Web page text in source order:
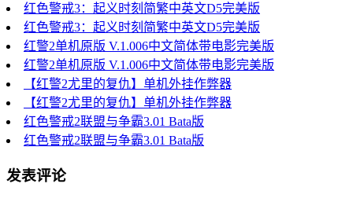
红色警戒3：起义时刻简繁中英文D5完美版
红色警戒3：起义时刻简繁中英文D5完美版
红警2单机原版 V.1.006中文简体带电影完美版
红警2单机原版 V.1.006中文简体带电影完美版
【红警2尤里的复仇】单机外挂作弊器
【红警2尤里的复仇】单机外挂作弊器
红色警戒2联盟与争霸3.01 Bata版
红色警戒2联盟与争霸3.01 Bata版
发表评论